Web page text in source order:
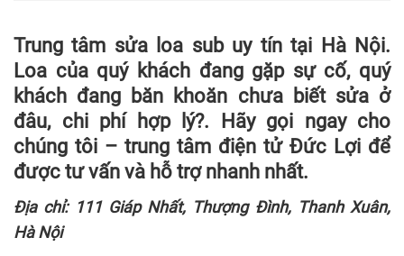
Trung tâm sửa loa sub uy tín tại Hà Nội.
Loa của quý khách đang gặp sự cố, quý
khách đang băn khoăn chưa biết sửa ở
đâu, chi phí hợp lý?. Hãy gọi ngay cho
chúng tôi – trung tâm điện tử Đức Lợi để
được tư vấn và hỗ trợ nhanh nhất.
Địa chỉ: 111 Giáp Nhất, Thượng Đình, Thanh Xuân,
Hà Nội